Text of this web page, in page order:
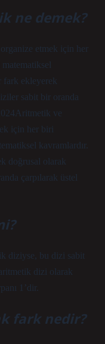
ne demek?
etmek için her
fark ekleyerek
sabit bir oranda
ve
için her biri
kavramlardır.
doğrusal olarak
çarpılarak üstel
diziyse, bu dizi sabit
dizi olarak
1’dir.
fark nedir?